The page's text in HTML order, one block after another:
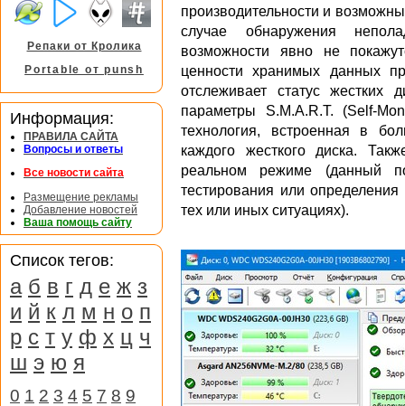
производительности и
случае обнаружения
возможности явно не
ценности хранимых данных
отслеживает статус жестких
параметры S.M.A.R.T. (Self-
технология, встроенная в
каждого жесткого диска.
реальном режиме (данный
тестирования или
тех или иных ситуациях).
Репаки от Кролика
Portable от punsh
Информация:
ПРАВИЛА САЙТА
Вопросы и ответы
Все новости сайта
Размещение рекламы
Добавление новостей
Ваша помощь сайту
Список тегов:
а б в г д е ж з
и й к л м н о п
р с т у ф х ц ч
ш э ю я
0 1 2 3 4 5 7 8 9